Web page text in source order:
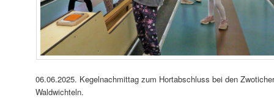
v
i
g
a
i
06.06.2025. Kegelnachmittag zum Hortabschluss bei den
Waldwichteln.